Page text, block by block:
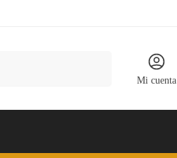
Mi cuenta